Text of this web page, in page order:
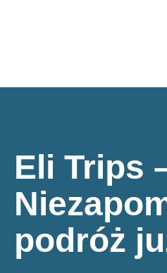
Eli Trips
podróż